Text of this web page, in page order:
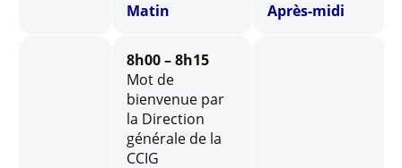
Matin Après-midi
8h00 – 8h15
Mot de
bienvenue par
la Direction
générale de la
CCIG